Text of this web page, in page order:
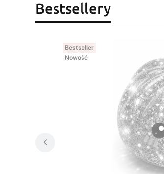
Bestsellery
Bestseller
Nowość